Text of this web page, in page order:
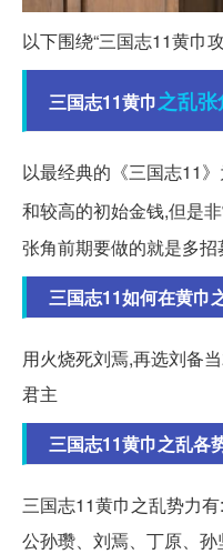
以下围绕“三国志11黄巾
三国志11黄巾之乱张
以最经典的《三国志11
和较高的初始金钱,但是
张角前期要做的就是多招
三国志11如何在黄巾
用火烧死刘焉,再选刘备
君主
三国志11黄巾之乱各
三国志11黄巾之乱势力有
公孙瓒、刘焉、丁原、